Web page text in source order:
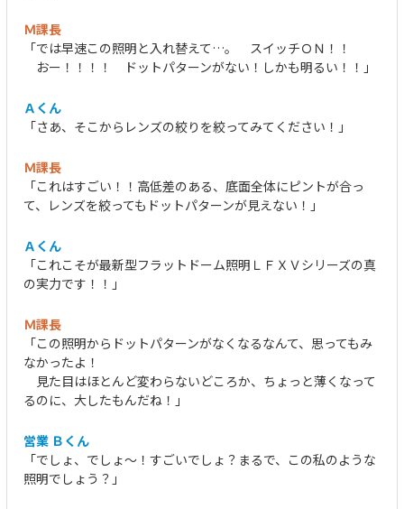
Ｍ課長
「では早速この照明と入れ替えて…。 スイッチＯＮ！！
おー！！！！ ドットパターンがない！しかも明るい！！」
Ａくん
「さあ、そこからレンズの絞りを絞ってみてください！」
Ｍ課長
「これはすごい！！高低差のある、底面全体にピントが合っ
て、レンズを絞ってもドットパターンが見えない！」
Ａくん
「これこそが最新型フラットドーム照明ＬＦＸＶシリーズの真
の実力です！！」
Ｍ課長
「この照明からドットパターンがなくなるなんて、思ってもみ
なかったよ！
見た目はほとんど変わらないどころか、ちょっと薄くなって
るのに、大したもんだね！」
営業 Ｂくん
「でしょ、でしょ～！すごいでしょ？まるで、この私のような
照明でしょう？」